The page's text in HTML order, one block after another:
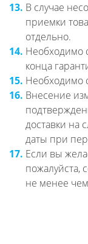
13. В случае
приемки
отдельно.
14. Необходимо
конца
15. Необходимо
16. Внесение
доставки на
даты при
17. Если вы
пожалуйста,
не менее